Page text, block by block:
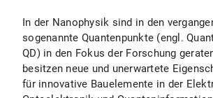
In der Nanophysik sind in den
sogenannte Quantenpunkte (engl.
QD) in den Fokus der Forschung
besitzen neue und unerwartete
für innovative Bauelemente in der